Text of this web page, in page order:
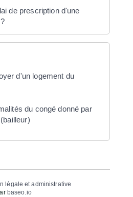
de prescription d'une
d'un logement du
du congé donné par
légale et administrative
baseo.io